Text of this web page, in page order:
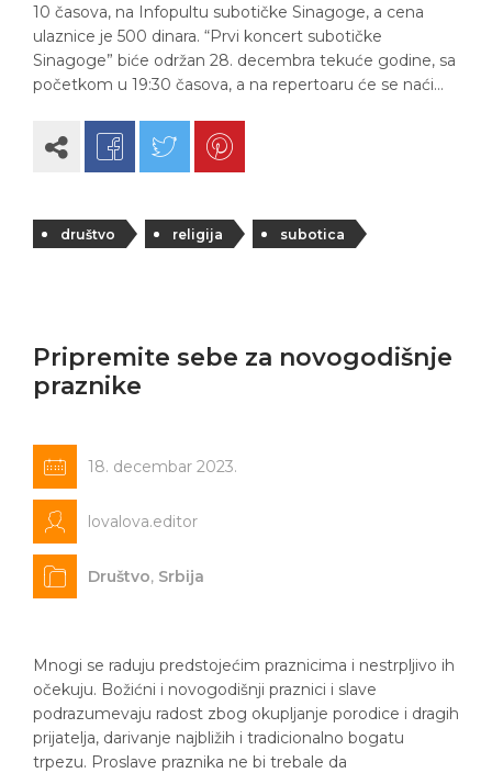
10 časova, na Infopultu subotičke Sinagoge, a cena
ulaznice je 500 dinara. “Prvi koncert subotičke
Sinagoge” biće održan 28. decembra tekuće godine, sa
početkom u 19:30 časova, a na repertoaru će se naći…
društvo religija subotica
Pripremite sebe za novogodišnje
praznike
18. decembar 2023.
lovalova.editor
Društvo, Srbija
Mnogi se raduju predstojećim praznicima i nestrpljivo ih
očekuju. Božićni i novogodišnji praznici i slave
podrazumevaju radost zbog okupljanje porodice i dragih
prijatelja, darivanje najbližih i tradicionalno bogatu
trpezu. Proslave praznika ne bi trebale da